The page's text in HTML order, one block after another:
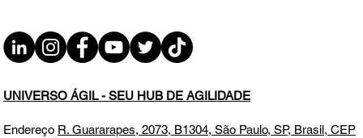
Planeje sem Perder Controle da Escala
SEX 15.05.26 07h31
UNIVERSO ÁGIL - SEU HUB DE AGILIDADE
Endereço R. Guararapes, 2073, B1304, São Paulo, SP, Brasil, CEP